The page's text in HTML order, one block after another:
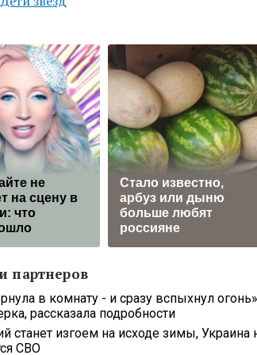
не
на сцену в
что
Стало известно,
арбуз или дыню
больше любят
россияне
партнеров
в комнату - и сразу вспыхнул
рассказала подробности
станет изгоем на исходе зимы,
СВО